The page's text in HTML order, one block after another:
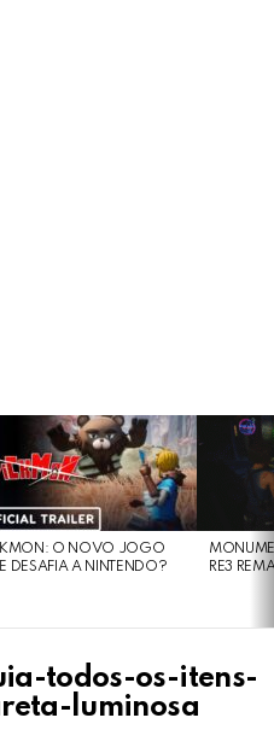
O NOVO JOGO
DESAFIA A NINTENDO?
RE3
todos-os-itens-
luminosa